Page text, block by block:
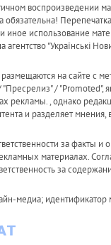
воспроизведении
обязательна!
иное использование
агентство "Українськi
на сайте с
/ "Promoted",
рекламы. , однако
и разделяет
за факты
материалах.
за
медиа;